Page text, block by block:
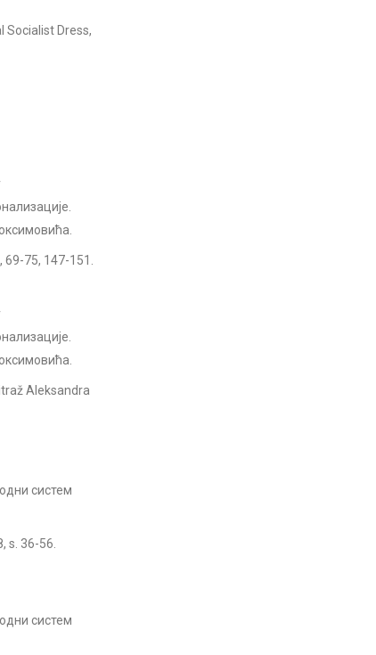
Socialist Dress,
75, 147-151.
Aleksandra
систем
s. 36-56.
систем